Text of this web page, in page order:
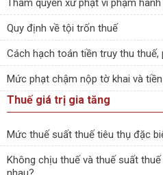
Thẩm quyền xử phạt vi phạm
Quy định về tội trốn thuế
Cách hạch toán tiền truy thu
Mức phạt chậm nộp tờ khai và
Thuế giá trị gia tăng
Mức thuế suất thuế tiêu thụ đặc
Không chịu thuế và thuế suất